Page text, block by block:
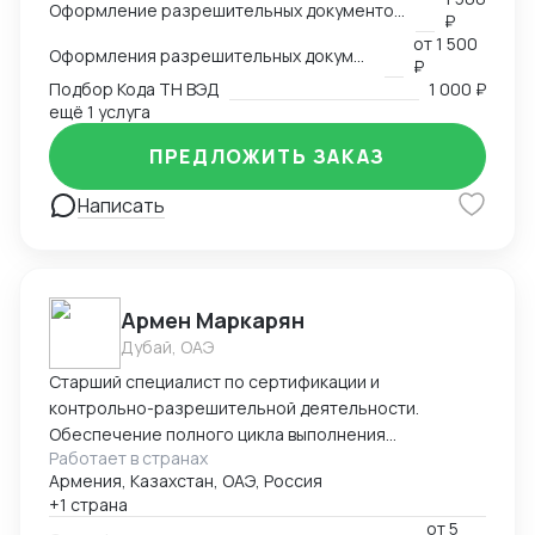
-оформление сертификации на товар: СГР, ДС, СС,
РУ, Нотификация -деловая переписка -продажи
-пользование Инкотермс -общение с фабриками (на
китайском языке) -кастомизация продукта -работа с
OEM \ ODM фабриками - доставка и растаможка
образцов для изготовления сертификации. Проекты
разной сложности, от станков до БАДов
₽
от1 500
₽
Подбор Кода ТН ВЭД
1 000 ₽
ещё 1 услуга
Написать
ПРЕДЛОЖИТЬ ЗАКАЗ
Армен Маркарян
Дубай, ОАЭ
Старший специалист по сертификации и
контрольно-разрешительной деятельности.
Обеспечение полного цикла выполнения
сертификации продукции в соответствие с
требованиями технических регламентов ЕАЭС
(наиболее популярные 004/2011; 010/2011, 012/2011,
Работает в странах
Армения, Казахстан, ОАЭ, Россия
+1 страна
от5